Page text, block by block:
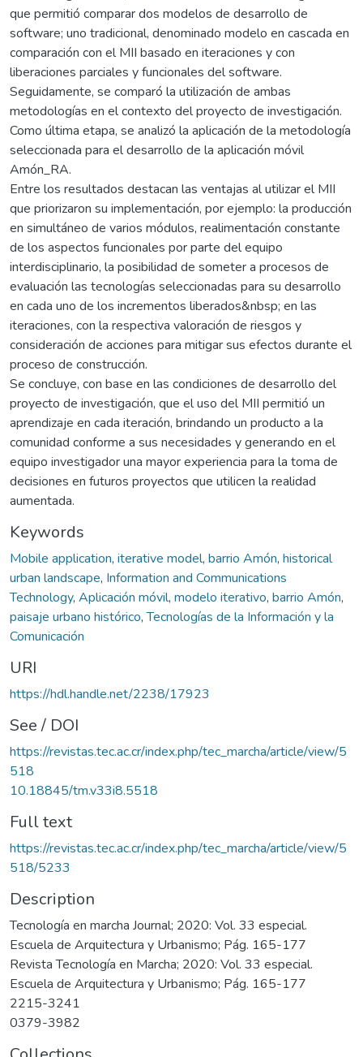
que permitió comparar dos modelos de desarrollo de
software; uno tradicional, denominado modelo en cascada en
comparación con el MII basado en iteraciones y con
liberaciones parciales y funcionales del software.
Seguidamente, se comparó la utilización de ambas
metodologías en el contexto del proyecto de investigación.
Como última etapa, se analizó la aplicación de la metodología
seleccionada para el desarrollo de la aplicación móvil
Amón_RA.
Entre los resultados destacan las ventajas al utilizar el MII
que priorizaron su implementación, por ejemplo: la producción
en simultáneo de varios módulos, realimentación constante
de los aspectos funcionales por parte del equipo
interdisciplinario, la posibilidad de someter a procesos de
evaluación las tecnologías seleccionadas para su desarrollo
en cada uno de los incrementos liberados&nbsp; en las
iteraciones, con la respectiva valoración de riesgos y
consideración de acciones para mitigar sus efectos durante el
proceso de construcción.
Se concluye, con base en las condiciones de desarrollo del
proyecto de investigación, que el uso del MII permitió un
aprendizaje en cada iteración, brindando un producto a la
comunidad conforme a sus necesidades y generando en el
equipo investigador una mayor experiencia para la toma de
decisiones en futuros proyectos que utilicen la realidad
aumentada.
Keywords
Mobile application, iterative model, barrio Amón, historical
urban landscape, Information and Communications
Technology, Aplicación móvil, modelo iterativo, barrio Amón,
paisaje urbano histórico,Tecnologías de la Información y la
Comunicación
URI
https://hdl.handle.net/2238/17923
See / DOI
https://revistas.tec.ac.cr/index.php/tec_marcha/article/view/5
518
10.18845/tm.v33i8.5518
Full text
https://revistas.tec.ac.cr/index.php/tec_marcha/article/view/5
518/5233
Description
Tecnología en marcha Journal; 2020: Vol. 33 especial.
Escuela de Arquitectura y Urbanismo; Pág. 165-177
Revista Tecnología en Marcha; 2020: Vol. 33 especial.
Escuela de Arquitectura y Urbanismo; Pág. 165-177
2215-3241
0379-3982